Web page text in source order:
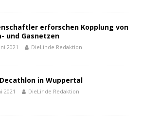
erforschen Kopplung von
und Gasnetzen
2021 DieLinde Redaktion
in Wuppertal
2021 DieLinde Redaktion